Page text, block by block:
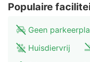
diverse
enkele kilometers
waar je kunt
Bezoek het
Populaire
Geen
Huisdiervrij